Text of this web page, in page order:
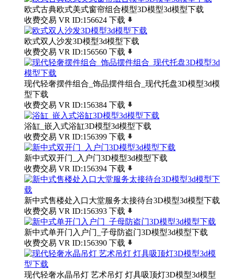
欧式古典欧式美式窗帘组合模型3D模型3d模型下载
收费交易 VR ID:156624 下载
欧式双人沙发3D模型3d模型下载
收费交易 VR ID:156560 下载
现代轻奢摆件组合_饰品摆件组合_现代托盘3D模型3d模
型下载
收费交易 VR ID:156384 下载
浴缸_嵌入式浴缸3D模型3d模型下载
收费交易 VR ID:156399 下载
新中式双开门_入户门3D模型3d模型下载
收费交易 VR ID:156394 下载
新中式售楼处入口大堂服务太接待台3D模型3d模型下载
收费交易 VR ID:156393 下载
新中式单开门入户门_子母防盗门3D模型3d模型下载
收费交易 VR ID:156390 下载
现代轻奢水晶吊灯 艺术吊灯 灯具吸顶灯3D模型3d模型